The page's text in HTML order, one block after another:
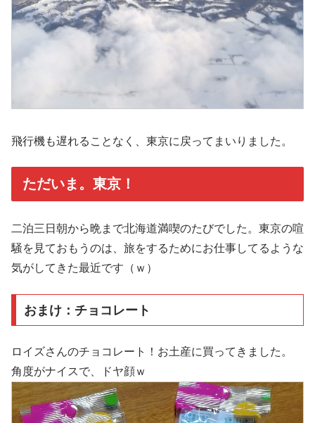
飛行機も遅れることなく、東京に戻ってまいりました。
ただいま。東京！
二泊三日朝から晩まで北海道満喫のたびでした。東京の喧
騒を見ておもうのは、旅をするためにお仕事してるような
気がしてきた最近です（ｗ）
おまけ：チョコレート
ロイズさんのチョコレート！お土産に買ってきました。
角度がナイスで、ドヤ顔ｗ